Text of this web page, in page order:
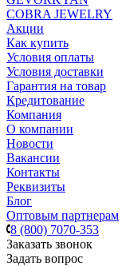
COBRA JEWELRY
Акции
Как купить
Условия оплаты
Условия доставки
Гарантия на товар
Кредитование
Компания
О компании
Новости
Вакансии
Контакты
Реквизиты
Блог
Оптовым партнерам
8 (800) 7070-353
Заказать звонок
Задать вопрос